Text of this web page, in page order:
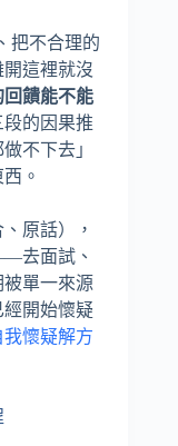
把不合理的
這裡就沒
回饋能不能
段的因果推
不下去」
。
原話），
去面試、
單一來源
開始懷疑
懷疑解方